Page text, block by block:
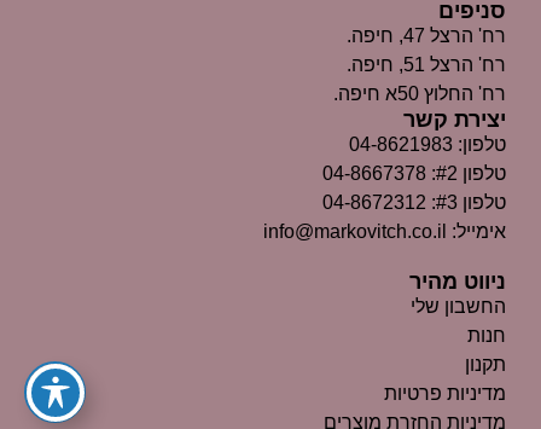
ניווט מהיר
החשבון שלי
חנות
תקנון
מדיניות פרטיות
מדיניות החזרת מוצרים
סניפים
רח' הרצל 47, חיפה.
רח' הרצל 51, חיפה.
רח' החלוץ 50א חיפה.
יצירת קשר
טלפון: 04-8621983
טלפון #2: 04-8667378
טלפון #3: 04-8672312
אימייל: info@markovitch.co.il